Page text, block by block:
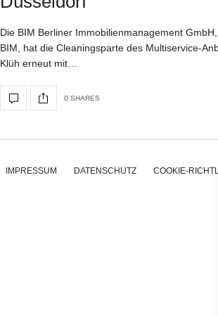
Die BIM Berliner Immobilienmanagement
BIM, hat die Cleaningsparte des Multiservice-
Klüh erneut mit…
0 SHARES
IMPRESSUM DATENSCHUTZ COOKIE-